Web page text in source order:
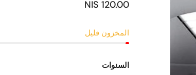
السعر
120.00 NIS
المخزون قليل
السنوات